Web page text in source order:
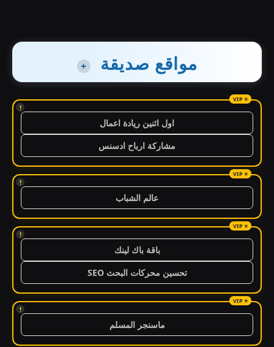
مواقع صديقة +
!
اول اثنين ريادة اعمال
مشاركة ارباح ادسنس
!
عالم الشباب
!
باقة باك لينك
تحسين محركات البحث SEO
!
ماسنجر المسلم